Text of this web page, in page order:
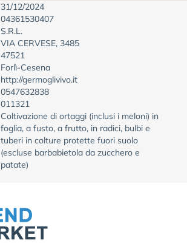
31/12/2024
04361530407
S.R.L.
VIA CERVESE, 3485
47521
Forlì-Cesena
http://germoglivivo.it
0547632838
011321
Coltivazione di ortaggi (inclusi i meloni) in
foglia, a fusto, a frutto, in radici, bulbi e
tuberi in colture protette fuori suolo
(escluse barbabietola da zucchero e
patate)